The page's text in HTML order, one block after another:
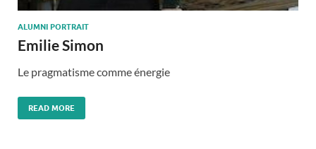
ALUMNI PORTRAIT
Emilie Simon
Le pragmatisme comme énergie
READ MORE